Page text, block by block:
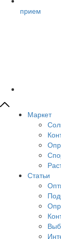
прием
Маркет
Статьи